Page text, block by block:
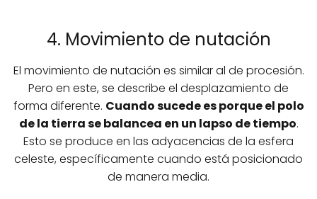
4. Movimiento de nutación
El movimiento de nutación es similar al de procesión.
Pero en este, se describe el desplazamiento de
forma diferente. Cuando sucede es porque el polo
de la tierra se balancea en un lapso de tiempo.
Esto se produce en las adyacencias de la esfera
celeste, específicamente cuando está posicionado
de manera media.